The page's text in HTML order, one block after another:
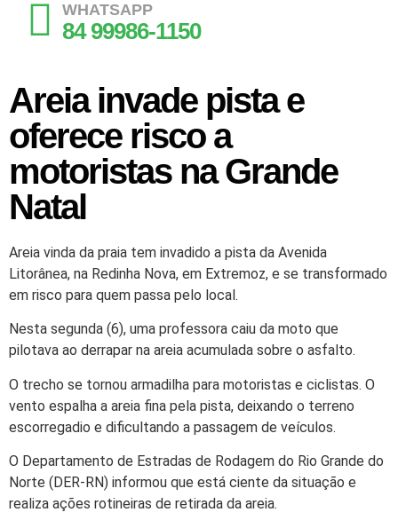
WHATSAPP
84 99986-1150
Areia invade pista e
oferece risco a
motoristas na Grande
Natal
Areia vinda da praia tem invadido a pista da Avenida
Litorânea, na Redinha Nova, em Extremoz, e se transformado
em risco para quem passa pelo local.
Nesta segunda (6), uma professora caiu da moto que
pilotava ao derrapar na areia acumulada sobre o asfalto.
O trecho se tornou armadilha para motoristas e ciclistas. O
vento espalha a areia fina pela pista, deixando o terreno
escorregadio e dificultando a passagem de veículos.
O Departamento de Estradas de Rodagem do Rio Grande do
Norte (DER-RN) informou que está ciente da situação e
realiza ações rotineiras de retirada da areia.